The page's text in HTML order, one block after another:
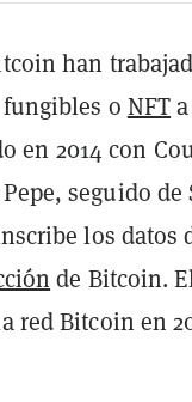
han
o NFT
en 2014 con
seguido de
los datos
de Bitcoin.
red Bitcoin en